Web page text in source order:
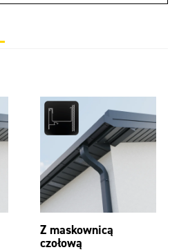
Z maskownicą
czołową